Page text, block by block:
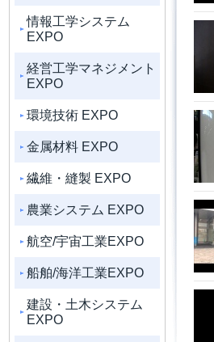
情報工学システム
EXPO
経営工学マネジメント
EXPO
環境技術 EXPO
金属材料 EXPO
繊維・縫製 EXPO
農業システム EXPO
航空/宇宙工業EXPO
船舶/海洋工業EXPO
建設・土木システム
EXPO